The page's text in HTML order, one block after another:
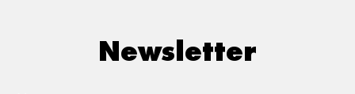
Newsletter